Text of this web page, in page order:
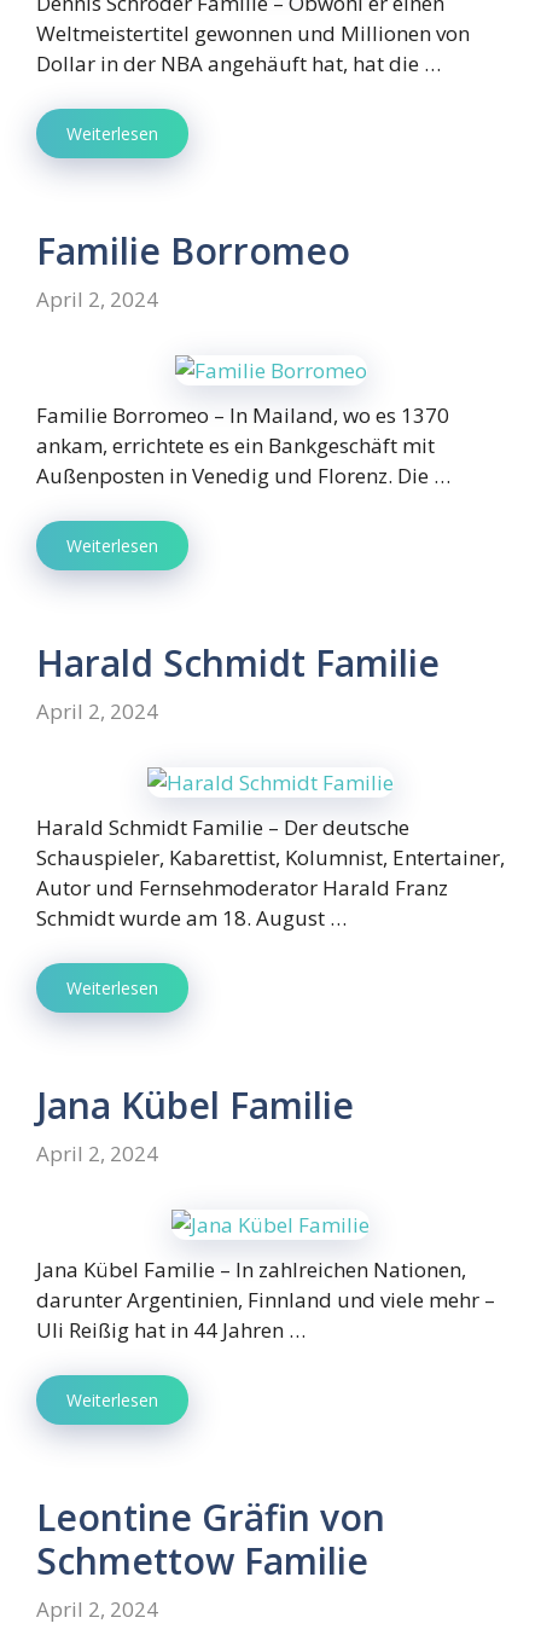
Weltmeistertitel gewonnen und Millionen von
Dollar in der NBA angehäuft hat, hat die …
Weiterlesen
Familie Borromeo
April 2, 2024
Familie Borromeo – In Mailand, wo es 1370
ankam, errichtete es ein Bankgeschäft mit
Außenposten in Venedig und Florenz. Die …
Weiterlesen
Harald Schmidt Familie
April 2, 2024
Harald Schmidt Familie – Der deutsche
Schauspieler, Kabarettist, Kolumnist, Entertainer,
Autor und Fernsehmoderator Harald Franz
Schmidt wurde am 18. August …
Weiterlesen
Jana Kübel Familie
April 2, 2024
Jana Kübel Familie – In zahlreichen Nationen,
darunter Argentinien, Finnland und viele mehr –
Uli Reißig hat in 44 Jahren …
Weiterlesen
Leontine Gräfin von
Schmettow Familie
April 2, 2024